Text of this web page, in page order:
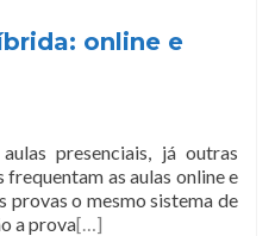
online e
presenciais, já outras
as aulas online e
provas o mesmo sistema de
a prova[…]